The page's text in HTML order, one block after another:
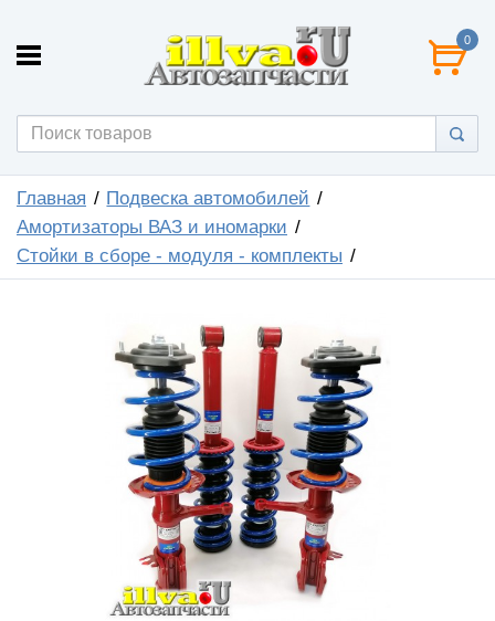
0
Главная
Подвеска автомобилей
Амортизаторы ВАЗ и иномарки
Стойки в сборе - модуля - комплекты